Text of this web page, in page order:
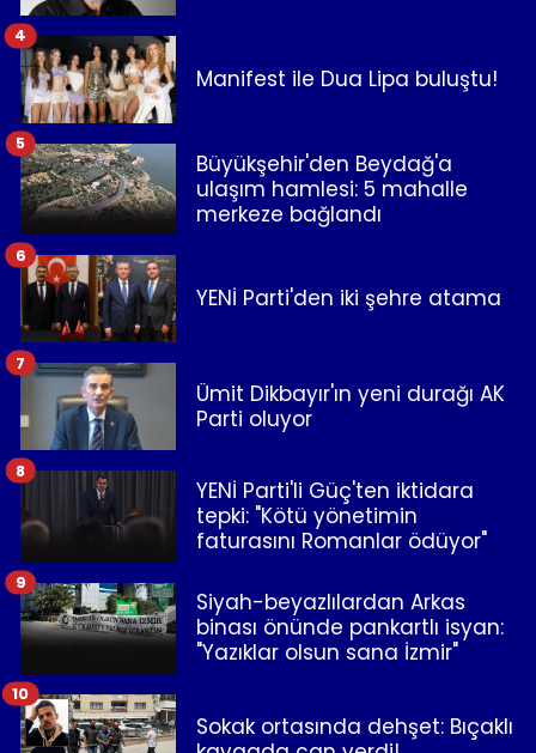
Manifest ile Dua Lipa buluştu!
4
Büyükşehir'den Beydağ'a
ulaşım hamlesi: 5 mahalle
merkeze bağlandı
5
YENİ Parti'den iki şehre atama
6
Ümit Dikbayır'ın yeni durağı AK
Parti oluyor
7
YENİ Parti'li Güç'ten iktidara
tepki: "Kötü yönetimin
faturasını Romanlar ödüyor"
8
Siyah-beyazlılardan Arkas
binası önünde pankartlı isyan:
"Yazıklar olsun sana İzmir"
9
Sokak ortasında dehşet: Bıçaklı
10